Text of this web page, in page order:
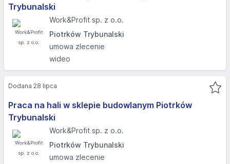
Trybunalski
Work&Profit sp. z o.o.
Piotrków Trybunalski
umowa zlecenie
wideo
Praca na hali w sklepie budowlanym Piotrków
Trybunalski
Work&Profit sp. z o.o.
Piotrków Trybunalski
umowa zlecenie
Dodana 28 lipca